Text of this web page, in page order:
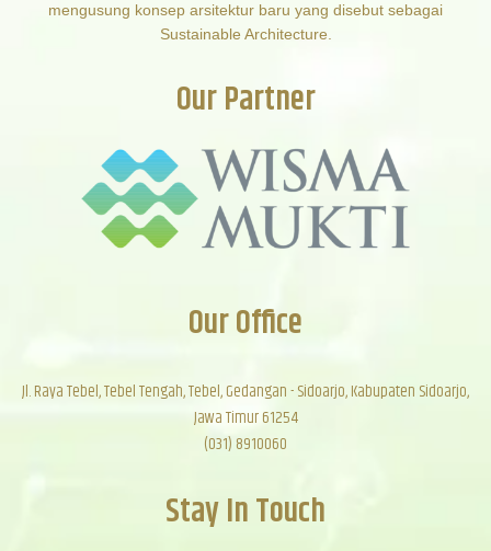
mengusung konsep arsitektur baru yang disebut sebagai
Sustainable Architecture.
Our Partner
Our Office
Jl. Raya Tebel, Tebel Tengah, Tebel, Gedangan - Sidoarjo, Kabupaten Sidoarjo,
Jawa Timur 61254
(031) 8910060
Stay In Touch